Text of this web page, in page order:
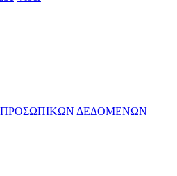
ΠΡΟΣΩΠΙΚΩΝ ΔΕΔΟΜΕΝΩΝ